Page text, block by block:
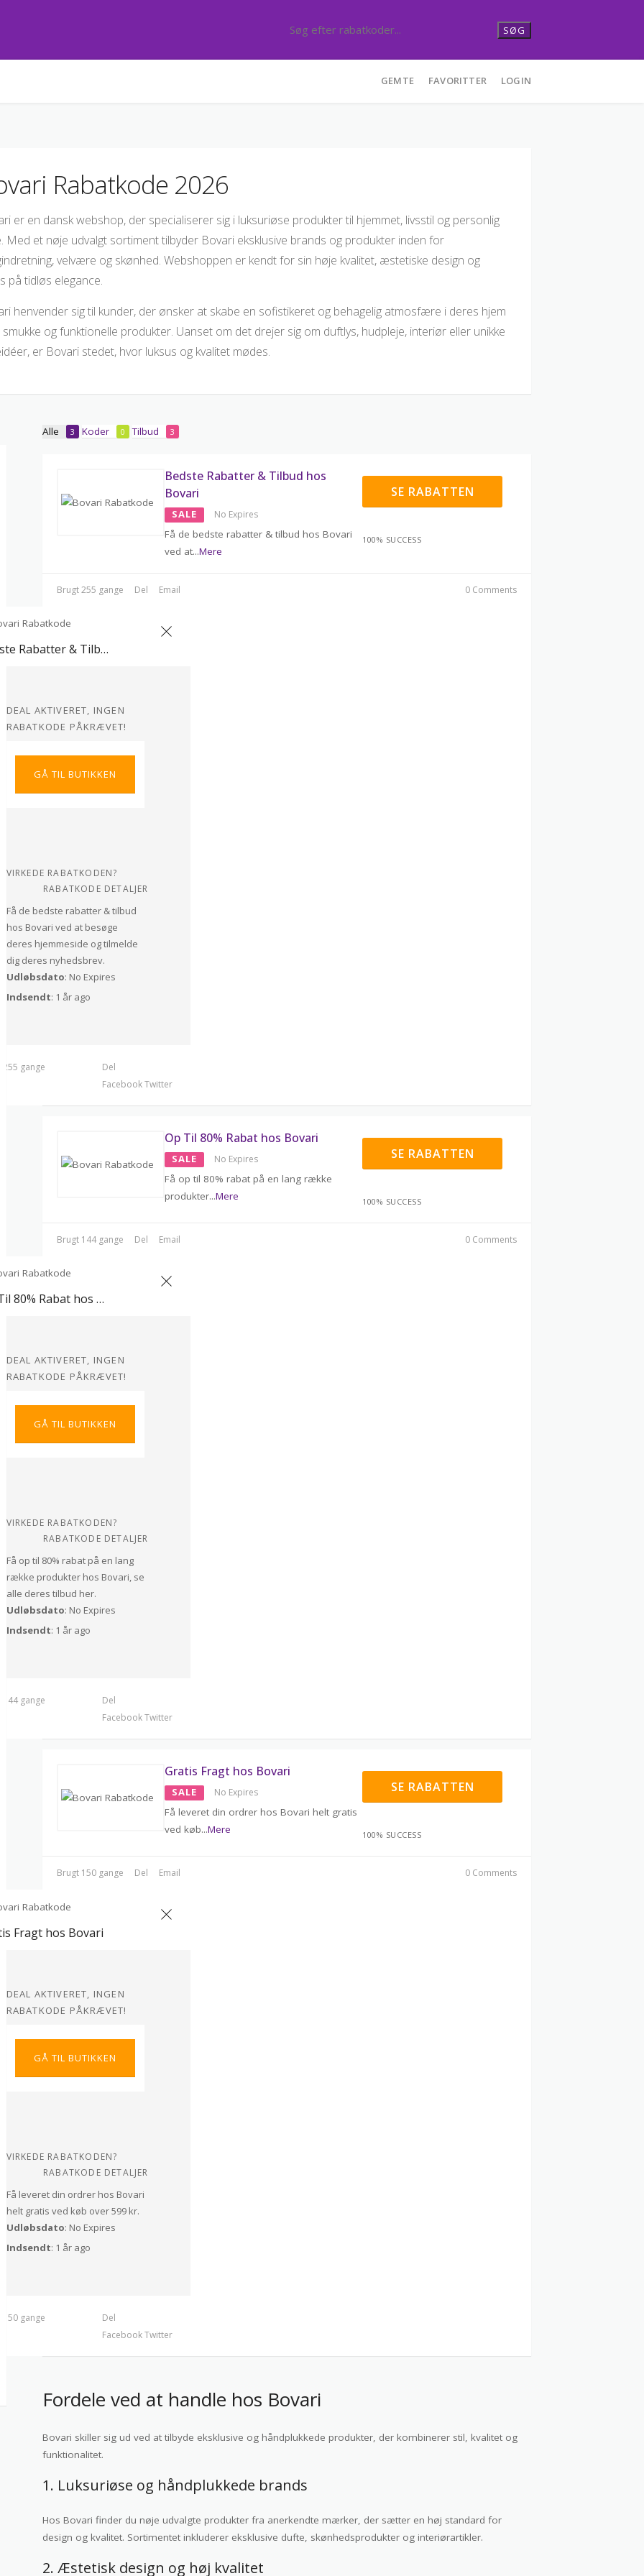
SØG
GEMTE FAVORITTER LOGIN
Rabatkode 2026
er en dansk webshop, der specialiserer sig i luksuriøse produkter til hjemmet, livsstil og personlig
Med et nøje udvalgt sortiment tilbyder Bovari eksklusive brands og produkter inden for
velvære og skønhed. Webshoppen er kendt for sin høje kvalitet, æstetiske design og
på tidløs elegance.
henvender sig til kunder, der ønsker at skabe en sofistikeret og behagelig atmosfære i deres hjem
og funktionelle produkter. Uanset om det drejer sig om duftlys, hudpleje, interiør eller unikke
er Bovari stedet, hvor luksus og kvalitet mødes.
Alle 3 Koder 0 Tilbud 3
Bedste Rabatter & Tilbud hos
Bovari
SALE No Expires
Få de bedste rabatter & tilbud hos Bovari
ved at...Mere
SE RABATTEN
100% SUCCESS
Brugt 255 gange Del Email 0 Comments
Bedste Rabatter & Tilbud hos Bovari
DEAL AKTIVERET, INGEN
RABATKODE PÅKRÆVET!
GÅ TIL BUTIKKEN
VIRKEDE RABATKODEN?
RABATKODE DETALJER
Få de bedste rabatter & tilbud
hos Bovari ved at besøge
deres hjemmeside og tilmelde
dig deres nyhedsbrev.
Udløbsdato: No Expires
Indsendt: 1 år ago
gange
Del
FacebookTwitter
Op Til 80% Rabat hos Bovari
SALE No Expires
Få op til 80% rabat på en lang række
produkter...Mere
SE RABATTEN
100% SUCCESS
Brugt 144 gange Del Email 0 Comments
Op Til 80% Rabat hos Bovari
DEAL AKTIVERET, INGEN
RABATKODE PÅKRÆVET!
GÅ TIL BUTIKKEN
VIRKEDE RABATKODEN?
RABATKODE DETALJER
Få op til 80% rabat på en lang
række produkter hos Bovari, se
alle deres tilbud her.
Udløbsdato: No Expires
Indsendt: 1 år ago
gange
Del
FacebookTwitter
Gratis Fragt hos Bovari
SALE No Expires
Få leveret din ordrer hos Bovari helt gratis
ved køb...Mere
SE RABATTEN
100% SUCCESS
Brugt 150 gange Del Email 0 Comments
Fragt hos Bovari
DEAL AKTIVERET, INGEN
RABATKODE PÅKRÆVET!
GÅ TIL BUTIKKEN
VIRKEDE RABATKODEN?
RABATKODE DETALJER
Få leveret din ordrer hos Bovari
helt gratis ved køb over 599 kr.
Udløbsdato: No Expires
Indsendt: 1 år ago
gange
Del
FacebookTwitter
Fordele ved at handle hos Bovari
Bovari skiller sig ud ved at tilbyde eksklusive og håndplukkede produkter, der kombinerer stil, kvalitet og
funktionalitet.
1. Luksuriøse og håndplukkede brands
Hos Bovari finder du nøje udvalgte produkter fra anerkendte mærker, der sætter en høj standard for
design og kvalitet. Sortimentet inkluderer eksklusive dufte, skønhedsprodukter og interiørartikler.
2. Æstetisk design og høj kvalitet